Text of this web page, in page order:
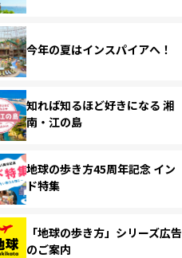
今年の夏はインスパイアへ！
知れば知るほど好きになる 湘
南・江の島
地球の歩き方45周年記念 イン
ド特集
「地球の歩き方」シリーズ広告
のご案内